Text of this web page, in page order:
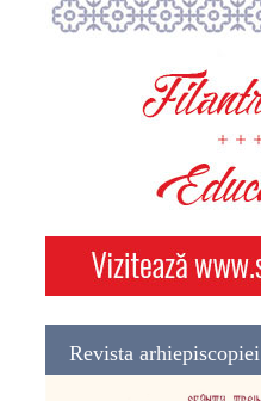
Revista arhiepiscopiei